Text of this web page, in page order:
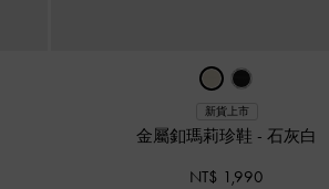
新貨上市
金屬釦瑪莉珍鞋 -石灰白
NT$ 1,990